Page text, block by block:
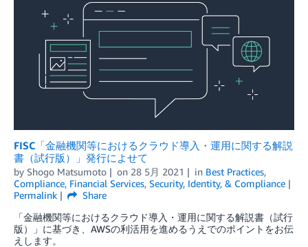
FISC「金融機関等におけるクラウド導入・運用に関する解説
書（試行版）」発行によせて
by Shogo Matsumoto on 28 5月 2021 in Best Practices,
Compliance, Financial Services, Security, Identity, & Compliance
Permalink
Share
「金融機関等におけるクラウド導入・運用に関する解説書（試行
版）」に基づき、AWSの利活用を進めるうえでのポイントをお伝
えします。